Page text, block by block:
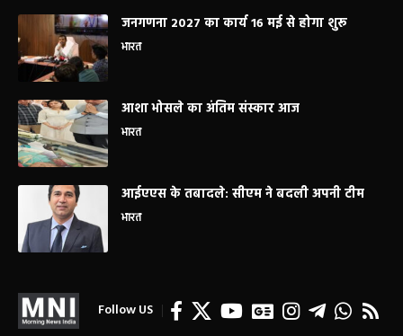
जनगणना 2027 का कार्य 16 मई से होगा शुरू
भारत
आशा भोसले का अंतिम संस्कार आज
भारत
आईएएस के तबादले: सीएम ने बदली अपनी टीम
भारत
Follow US